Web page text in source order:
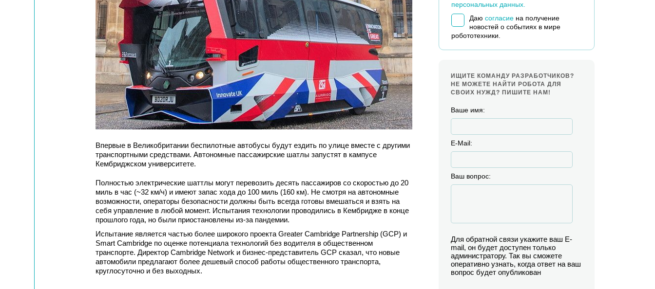
Впервые в Великобритании беспилотные автобусы будут ездить по улице вместе с другими
транспортными средствами. Автономные пассажирские шатлы запустят в кампусе
Кембриджском университете.
Полностью электрические шаттлы могут перевозить десять пассажиров со скоростью до 20
миль в час (~32 км/ч) и имеют запас хода до 100 миль (160 км). Не смотря на автономные
возможности, операторы безопасности должны быть всегда готовы вмешаться и взять на
себя управление в любой момент. Испытания технологии проводились в Кембридже в конце
прошлого года, но были приостановлены из-за пандемии.
Испытание является частью более широкого проекта Greater Cambridge Partnership (GCP) и
Smart Cambridge по оценке потенциала технологий без водителя в общественном
транспорте. Директор Cambridge Network и бизнес-представитель GCP сказал, что новые
автомобили предлагают более дешевый способ работы общественного транспорта,
круглосуточно и без выходных.
персональных данных.
Даю согласиена получение
новостей о событиях в мире
робототехники.
ИЩИТЕ КОМАНДУ РАЗРАБОТЧИКОВ?
НЕ МОЖЕТЕ НАЙТИ РОБОТА ДЛЯ
СВОИХ НУЖД? ПИШИТЕ НАМ!
Ваше имя:
E-Mail:
Ваш вопрос:
Для обратной связи укажите ваш E-
mail, он будет доступен только
администратору. Так вы сможете
оперативно узнать, когда ответ на ваш
вопрос будет опубликован